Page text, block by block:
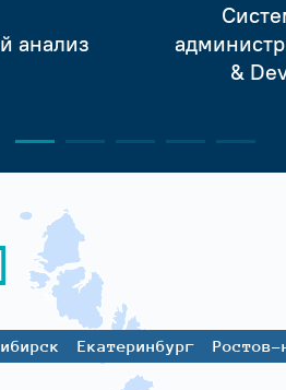
анализ
&
Екатеринбург Ростов-